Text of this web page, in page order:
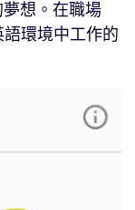
想。在職場
環境中工作的